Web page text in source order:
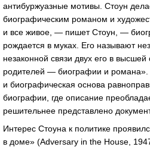
антибуржуазные мотивы. Стоун
биографическим романом и
и все живое, — пишет Стоун, —
рождается в муках. Его называют
незаконной связи двух его в
родителей — биографии и
и биографическая основа
биографии, где описание
решительнее представлено
Интерес Стоуна к политике
в доме» (Adversary in the House,